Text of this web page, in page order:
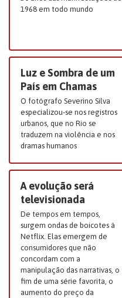
1968 em todo mundo
Luz e Sombra de um
País em Chamas
O fotógrafo Severino Silva
especializou-se nos registros
urbanos, que no Rio se
traduzem na violência e nos
dramas humanos
A evolução será
televisionada
De tempos em tempos,
surgem ondas de boicotes à
Netflix. Elas emergem de
consumidores que não
concordam com a
manipulação das narrativas, o
fim de uma série favorita, o
aumento do preço da